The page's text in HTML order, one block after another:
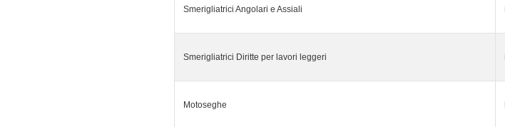
Smerigliatrici Angolari e Assiali
Smerigliatrici Diritte per lavori leggeri
Motoseghe